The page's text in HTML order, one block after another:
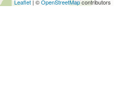
Leaflet | ©OpenStreetMapcontributors